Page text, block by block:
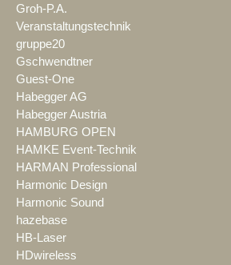
Groh-P.A.
Veranstaltungstechnik
gruppe20
Gschwendtner
Guest-One
Habegger AG
Habegger Austria
HAMBURG OPEN
HAMKE Event-Technik
HARMAN Professional
Harmonic Design
Harmonic Sound
hazebase
HB-Laser
HDwireless